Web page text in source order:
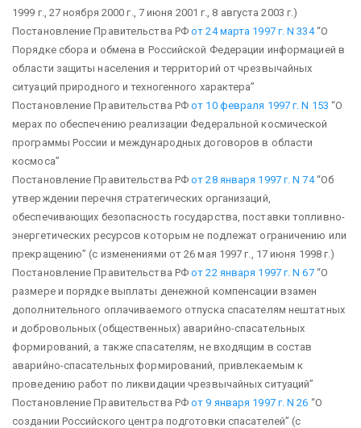
1999 г., 27 ноября 2000 г., 7 июня 2001 г., 8 августа 2003 г.)
Постановление Правительства РФот 24 марта 1997 г. N 334“О
Порядке сбора и обмена в Российской Федерации информацией в
области защиты населения и территорий от чрезвычайных
ситуаций природного и техногенного характера”
Постановление Правительства РФот 10 февраля 1997 г. N 153 “О
мерах по обеспечению реализации Федеральной космической
программы России и международных договоров в области
космоса”
Постановление Правительства РФот 28 января 1997 г. N 74“Об
утверждении перечня стратегических организаций,
обеспечивающих безопасность государства, поставки топливно-
энергетических ресурсов которым не подлежат ограничению или
прекращению” (с изменениями от 26 мая 1997 г., 17 июня 1998 г.)
Постановление Правительства РФот 22 января 1997 г. N 67“О
размере и порядке выплаты денежной компенсации взамен
дополнительного оплачиваемого отпуска спасателям нештатных
и добровольных (общественных) аварийно-спасательных
формирований, а также спасателям, не входящим в состав
аварийно-спасательных формирований, привлекаемым к
проведению работ по ликвидации чрезвычайных ситуаций”
Постановление Правительства РФот 9 января 1997 г. N 26 “О
создании Российского центра подготовки спасателей” (с